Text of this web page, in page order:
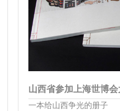
山西省参加上海世博
一本给山西争光的册子